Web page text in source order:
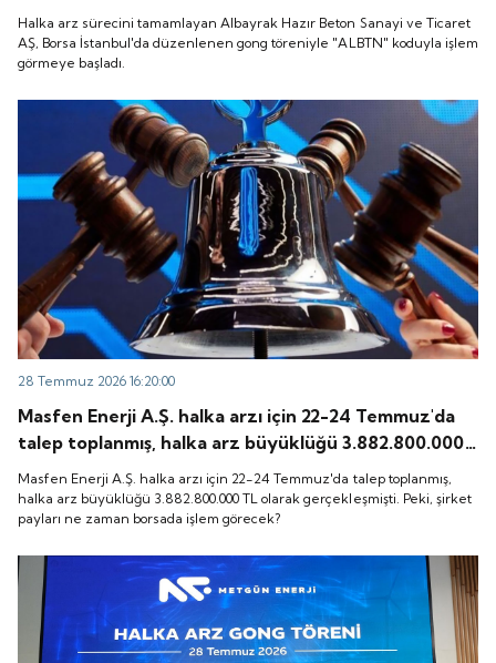
gong töreniyle "ALBTN" koduyla işlem görmeye
başladı.
Halka arz sürecini tamamlayan Albayrak Hazır Beton Sanayi ve Ticaret
AŞ, Borsa İstanbul'da düzenlenen gong töreniyle "ALBTN" koduyla işlem
görmeye başladı.
28 Temmuz 2026 16:20:00
Masfen Enerji A.Ş. halka arzı için 22-24 Temmuz'da
talep toplanmış, halka arz büyüklüğü 3.882.800.000
TL olarak gerçekleşmişti. Peki, şirket payları ne
zaman borsada işlem görecek?
Masfen Enerji A.Ş. halka arzı için 22-24 Temmuz'da talep toplanmış,
halka arz büyüklüğü 3.882.800.000 TL olarak gerçekleşmişti. Peki, şirket
payları ne zaman borsada işlem görecek?